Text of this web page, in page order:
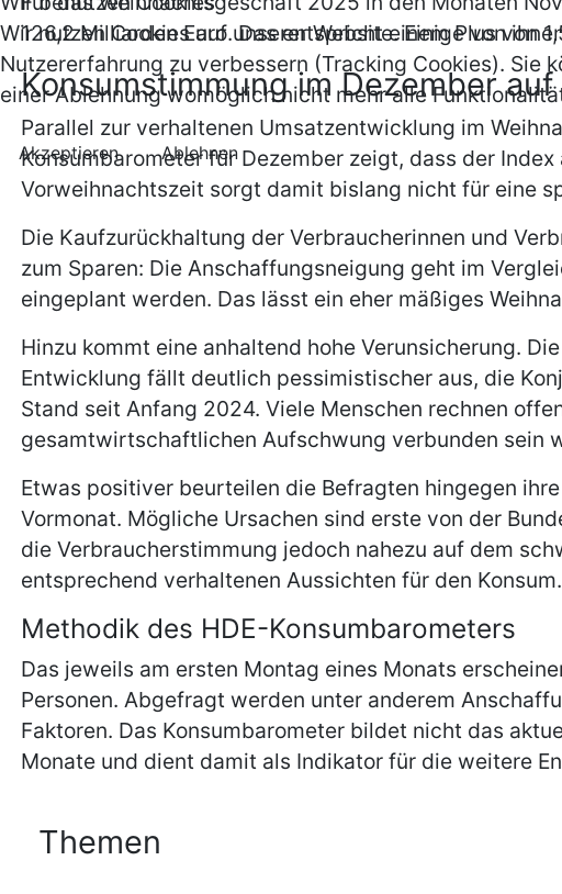
126,2 Milliarden Euro. Das entspricht einem Plus von
Konsumstimmung im Dezember
Parallel zur verhaltenen Umsatzentwicklung im
Konsumbarometer für Dezember zeigt, dass der
Vorweihnachtszeit sorgt damit bislang nicht für eine
Die Kaufzurückhaltung der Verbraucherinnen und
zum Sparen: Die Anschaffungsneigung geht im
eingeplant werden. Das lässt ein eher mäßiges
Hinzu kommt eine anhaltend hohe Verunsicherung.
Entwicklung fällt deutlich pessimistischer aus, die
Stand seit Anfang 2024. Viele Menschen rechnen
gesamtwirtschaftlichen Aufschwung verbunden sein
Etwas positiver beurteilen die Befragten hingegen
Vormonat. Mögliche Ursachen sind erste von der
die Verbraucherstimmung jedoch nahezu auf dem
entsprechend verhaltenen Aussichten für den Konsum.
Methodik des HDE-Konsumbarometers
Das jeweils am ersten Montag eines Monats
Personen. Abgefragt werden unter anderem
Faktoren. Das Konsumbarometer bildet nicht das
Monate und dient damit als Indikator für die weitere
Themen
Wir nutzen Cookies auf unserer Website. Einige von
Nutzererfahrung zu verbessern (Tracking Cookies). Sie
einer Ablehnung womöglich nicht mehr alle
Akzeptieren Ablehnen